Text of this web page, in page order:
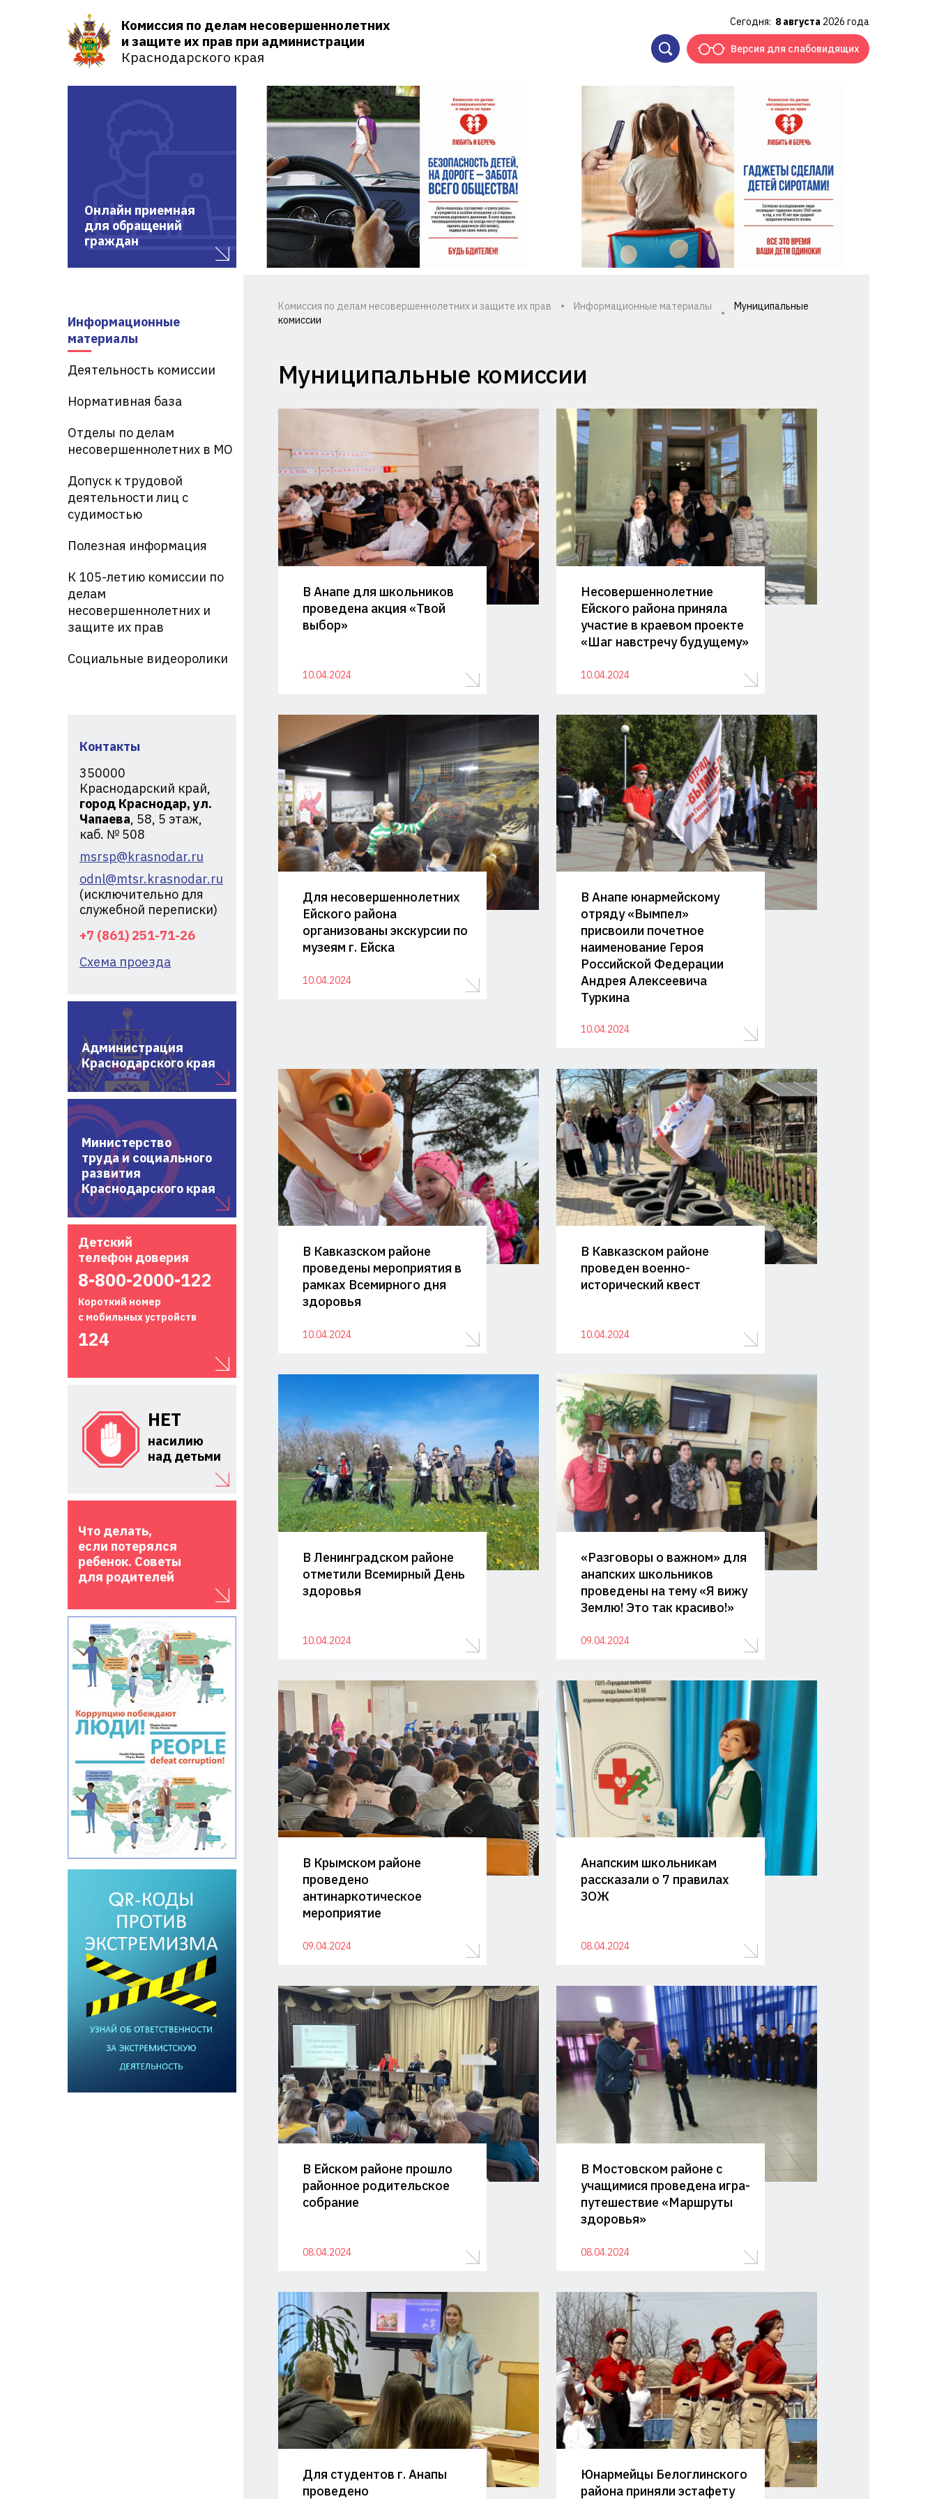
Комиссия по делам несовершеннолетних
и защите их прав при администрации
Краснодарского края
Сегодня: 8 августа 2026 года
Версия для слабовидящих
Онлайн приемная
для обращений
граждан
Информационные
материалы
Деятельность комиссии
Нормативная база
Отделы по делам
несовершеннолетних в МО
Допуск к трудовой
деятельности лиц с
судимостью
Полезная информация
К 105-летию комиссии по
делам
несовершеннолетних и
защите их прав
Социальные видеоролики
Контакты
350000
Краснодарский край,
город Краснодар, ул.
Чапаева, 58, 5 этаж,
каб. № 508
msrsp@krasnodar.ru
odnl@mtsr.krasnodar.ru
(исключительно для
служебной переписки)
+7 (861) 251-71-26
Схема проезда
Администрация
Краснодарского края
Министерство
труда и социального
развития
Краснодарского края
Детский
телефон доверия
8-800-2000-122
Короткий номер
с мобильных устройств
124
НЕТ
насилию
над детьми
Что делать,
если потерялся
ребенок. Советы
для родителей
по
делам
несовершеннолетних
и
защите
их
прав
при
Администрации
Краснодарского
края
Комиссия по делам несовершеннолетних и защите их прав Информационные материалы
Муниципальные
комиссии
Муниципальные комиссии
В Анапе для школьников
проведена акция «Твой
выбор»
10.04.2024
Несовершеннолетние
Ейского района приняла
участие в краевом проекте
«Шаг навстречу будущему»
10.04.2024
Для несовершеннолетних
Ейского района
организованы экскурсии по
музеям г. Ейска
10.04.2024
В Анапе юнармейскому
отряду «Вымпел»
присвоили почетное
наименование Героя
Российской Федерации
Андрея Алексеевича
Туркина
10.04.2024
В Кавказском районе
проведены мероприятия в
рамках Всемирного дня
здоровья
10.04.2024
В Кавказском районе
проведен военно-
исторический квест
10.04.2024
В Ленинградском районе
отметили Всемирный День
здоровья
10.04.2024
«Разговоры о важном» для
анапских школьников
проведены на тему «Я вижу
Землю! Это так красиво!»
09.04.2024
В Крымском районе
проведено
антинаркотическое
мероприятие
09.04.2024
Анапским школьникам
рассказали о 7 правилах
ЗОЖ
08.04.2024
В Ейском районе прошло
районное родительское
собрание
08.04.2024
В Мостовском районе с
учащимися проведена игра-
путешествие «Маршруты
здоровья»
08.04.2024
Для студентов г. Анапы
проведено
Юнармейцы Белоглинского
района приняли эстафету